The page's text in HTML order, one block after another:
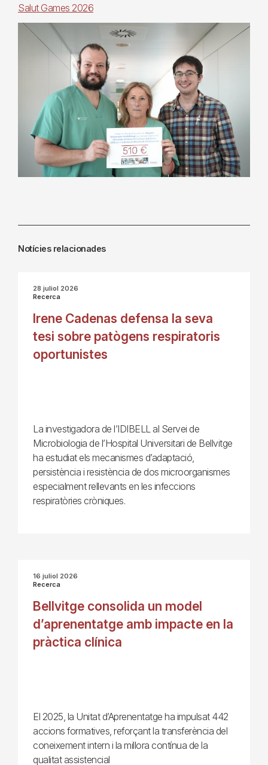
Salut Games 2026
Notícies relacionades
28 juliol 2026
Recerca
Irene Cadenas defensa la seva
tesi sobre patògens respiratoris
oportunistes
La investigadora de l’IDIBELL al Servei de
Microbiologia de l’Hospital Universitari de Bellvitge
ha estudiat els mecanismes d’adaptació,
persistència i resistència de dos microorganismes
especialment rellevants en les infeccions
respiratòries cròniques.
16 juliol 2026
Recerca
Bellvitge consolida un model
d’aprenentatge amb impacte en la
pràctica clínica
El 2025, la Unitat d’Aprenentatge ha impulsat 442
accions formatives, reforçant la transferència del
coneixement intern i la millora contínua de la
qualitat assistencial